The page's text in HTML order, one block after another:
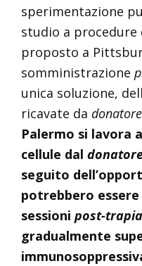
sperimentazione
studio a
proposto a
somministrazione
unica soluzione,
ricavate da
Palermo si lavora
cellule dal
seguito
potrebbero
sessioni post-
gradualmente